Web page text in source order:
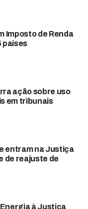
Imposto de Renda
países
ação sobre uso
em tribunais
entram na Justiça
de reajuste de
à Justiça